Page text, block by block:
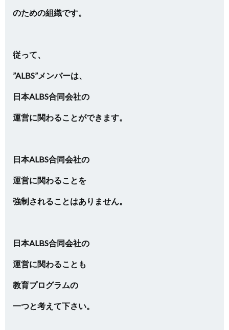
のための組織です。
従って、
”ALBS”メンバーは、
日本ALBS合同会社の
運営に関わることができます。
日本ALBS合同会社の
運営に関わることを
強制されることはありません。
日本ALBS合同会社の
運営に関わることも
教育プログラムの
一つと考えて下さい。